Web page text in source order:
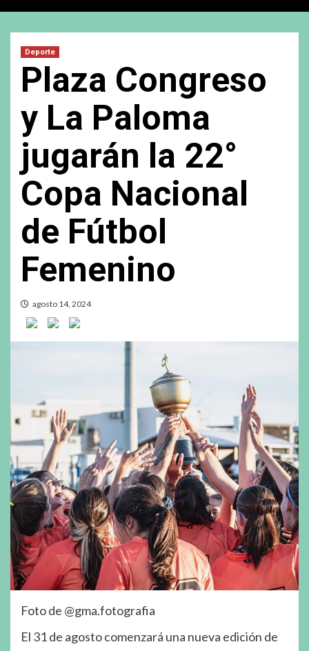
Deporte
Plaza Congreso
y La Paloma
jugarán la 22°
Copa Nacional
de Fútbol
Femenino
agosto 14, 2024
Foto de @gma.fotografia
El 31 de agosto comenzará una nueva edición de